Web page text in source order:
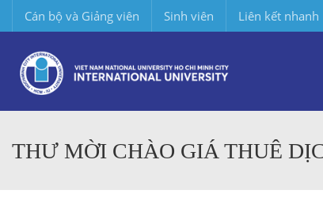
Cán bộ và Giảng viên Sinh viên Liên kết nhanh
THƯ MỜI CHÀO GIÁ THUÊ